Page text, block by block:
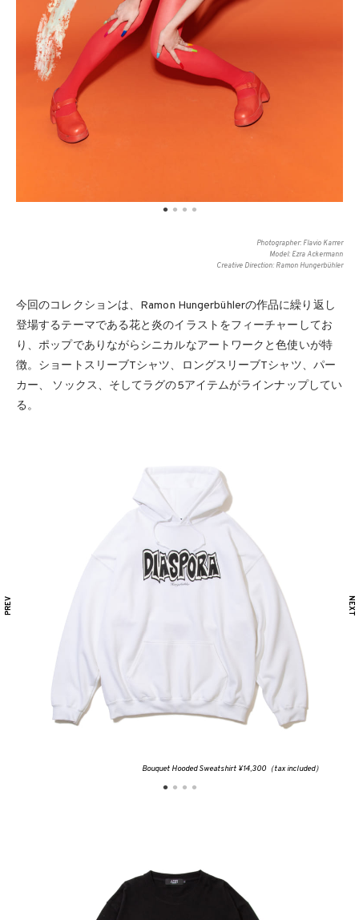
Photographer: Flavio Karrer
Model: Ezra Ackermann
Creative Direction: Ramon Hungerbühler
今回のコレクションは、Ramon Hungerbühlerの作品に繰り返し
登場するテーマである花と炎のイラストをフィーチャーしてお
り、ポップでありながらシニカルなアートワークと色使いが特
徴。ショートスリーブTシャツ、ロングスリーブTシャツ、パー
カー、 ソックス、そしてラグの5アイテムがラインナップしてい
る。
Bouquet Hooded Sweatshirt ¥14,300（tax included）